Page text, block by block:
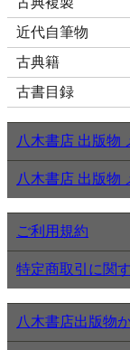
近代自筆物
古典籍
古書目録
八木書店 出版物
八木書店 出版物
ご利用規約
特定商取引に関
八木書店出版物